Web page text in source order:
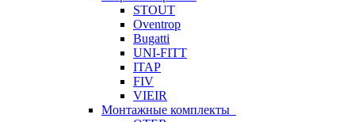
STOUT
Oventrop
Bugatti
UNI-FITT
ITAP
FIV
VIEIR
Монтажные комплекты